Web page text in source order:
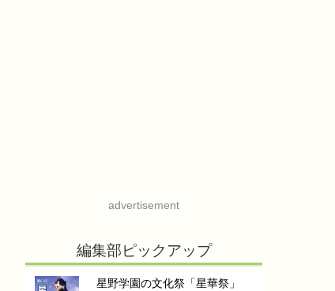
advertisement
編集部ピックアップ
星野学園の文化祭「星華祭」